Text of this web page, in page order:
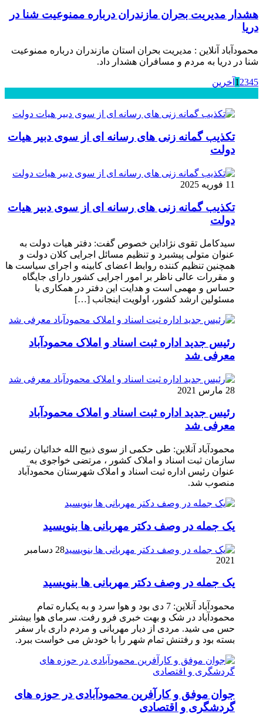
هشدار مدیریت بحران مازندران درباره ممنوعیت شنا در
دریا
محمودآباد آنلاین : مدیریت بحران استان مازندران درباره ممنوعیت
شنا در دریا به مردم و مسافران هشدار داد.
12345
آخرین
تکذیب گمانه زنی های رسانه ای از سوی دبیر هیات
دولت
11 فوریه 2025
تکذیب گمانه زنی های رسانه ای از سوی دبیر هیات
دولت
سیدکامل تقوی نژاداین خصوص گفت: دفتر هیات دولت به
عنوان متولی پیشبرد و تنظیم مسائل اجرایی کلان دولت و
همچنین تنظیم کننده روابط اعضای کابینه و اجرای سیاست ها
و مقررات عالی ناظر بر امور اجرایی کشور دارای جایگاه
حساس و مهمی است و هدایت این دفتر در همکاری با
مسئولین ارشد کشور، اولویت اینجانب […]
رئیس جدید اداره ثبت اسناد و املاک محمودآباد
معرفی شد
28 مارس 2021
رئیس جدید اداره ثبت اسناد و املاک محمودآباد
معرفی شد
محمودآباد آنلاین: طی حکمی از سوی ذبیح الله خدائیان رئیس
سازمان ثبت اسناد و املاک کشور ، مرتضی خواجوی به
عنوان رئیس اداره ثبت اسناد و املاک شهرستان محمودآباد
منصوب شد.
یک جمله در وصف دکتر مهربانی ها بنویسید
28 دسامبر
2021
یک جمله در وصف دکتر مهربانی ها بنویسید
محمودآباد آنلاین: 7 دی بود و هوا سرد و به یکباره تمام
محمودآباد در شک و بهت خبری فرو رفت. سرمای هوا بیشتر
حس می شید. مردی از دیار مهربانی و مردم داری بار سفر
بسته بود و رفتنش تمام شهر را با خودش می خواست ببرد.
جوان موفق و کارآفرین محمودآبادی در حوزه های
گردشگری و اقتصادی